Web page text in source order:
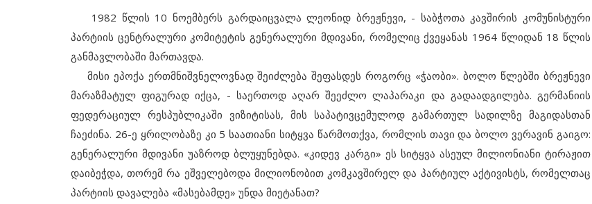
1982 წლის 10 ნოემბერს გარდაიცვალა ლეონიდ ბრეჟნევი, - საბჭოთა კავშირის კომუნისტური
პარტიის ცენტრალური კომიტეტის გენერალური მდივანი, რომელიც ქვეყანას 1964 წლიდან 18 წლის
განმავლობაში მართავდა.
მისი ეპოქა ერთმნიშვნელოვნად შეიძლება შეფასდეს როგორც «ჭაობი». ბოლო წლებში ბრეჟნევი
მარაზმატულ ფიგურად იქცა, - საერთოდ აღარ შეეძლო ლაპარაკი და გადაადგილება. გერმანიის
ფედერაციულ რესპუბლიკაში ვიზიტისას, მის საპატივცემულოდ გამართულ სადილზე მაგიდასთან
ჩაეძინა. 26-ე ყრილობაზე კი 5 საათიანი სიტყვა წარმოთქვა, რომლის თავი და ბოლო ვერავინ გაიგო:
გენერალური მდივანი უაზროდ ბლუყუნებდა. «კიდევ კარგი» ეს სიტყვა ასეულ მილიონიანი ტირაჟით
დაიბეჭდა, თორემ რა ეშველებოდა მილიონობით კომკავშირელ და პარტიულ აქტივისტს, რომელთაც
პარტიის დავალება «მასებამდე» უნდა მიეტანათ?